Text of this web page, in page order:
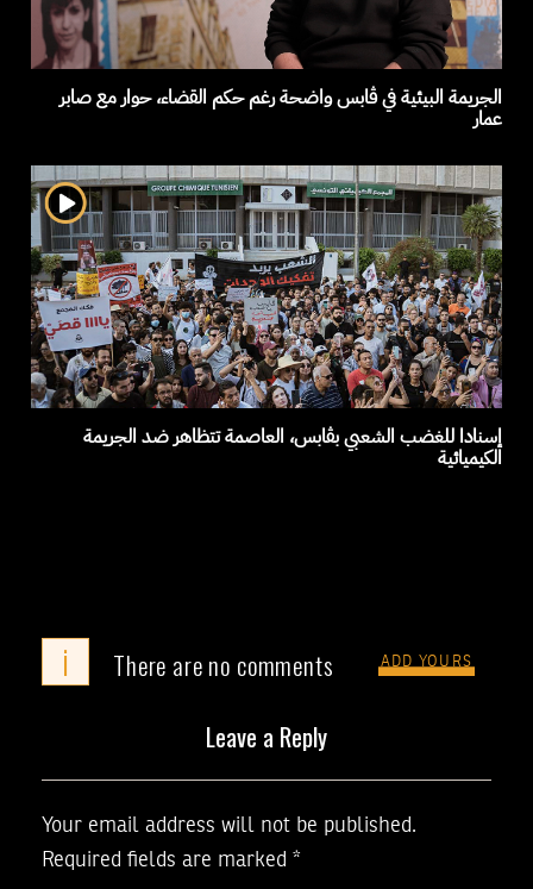
الجريمة البيئية في ڤابس واضحة رغم حكم القضاء، حوار مع صابر
عمار
إسنادا للغضب الشعبي بڨابس، العاصمة تتظاهر ضد الجريمة
الكيميائية
i There are no comments ADD YOURS
Leave a Reply
Your email address will not be published.
Required fields are marked *